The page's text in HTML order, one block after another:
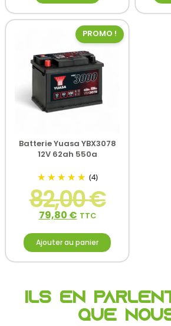
PROMO !
Batterie Yuasa YBX3078
12V 62ah 550a
(4)
82,00€
79,80 € TTC
Ajouter au panier
Ils en
que